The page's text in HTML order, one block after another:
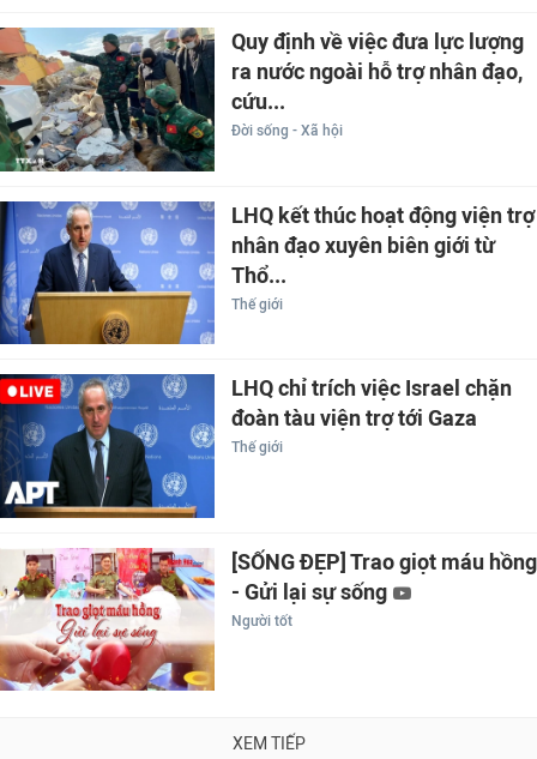
Quy định về việc đưa lực lượng
ra nước ngoài hỗ trợ nhân đạo,
cứu...
Đời sống - Xã hội
LHQ kết thúc hoạt động viện trợ
nhân đạo xuyên biên giới từ
Thổ...
Thế giới
LHQ chỉ trích việc Israel chặn
đoàn tàu viện trợ tới Gaza
Thế giới
[SỐNG ĐẸP] Trao giọt máu hồng
- Gửi lại sự sống
Người tốt
XEM TIẾP